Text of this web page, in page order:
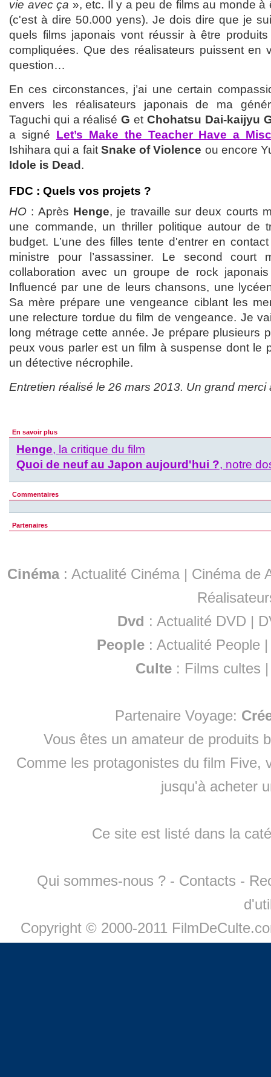
vie avec ça », etc. Il y a peu de films au monde
(c'est à dire 50.000 yens). Je dois dire que je
quels films japonais vont réussir à être
compliquées. Que des réalisateurs puissent en
question…
En ces circonstances, j’ai une certain
envers les réalisateurs japonais de ma
Taguchi qui a réaliséG et Chohatsu Dai-kaijyu
a signé Let’s Make the Teacher Have a
Ishihara qui a fait Snake of Violence ou encore
Idole is Dead .
FDC : Quels vos projets ?
HO : Après Henge, je travaille sur deux courts
une commande, un thriller politique autour de
budget. L’une des filles tente d'entrer en
ministre pour l’assassiner. Le second court
collaboration avec un groupe de rock japonais
Influencé par une de leurs chansons, une
Sa mère prépare une vengeance ciblant les
une relecture tordue du film de vengeance. Je
long métrage cette année. Je prépare plusieurs
peux vous parler est un film à suspense dont le
un détective nécrophile.
Entretien réalisé le 26 mars 2013. Un grand merci
En savoir plus
Henge, la critique du film
Quoi de neuf au Japon aujourd'hui ?, notre
Commentaires
Partenaires
Cinéma: Actualité Cinéma | Cinéma de
Dvd : Actualité DVD |
People :Actualité People
Culte : Films cultes
Partenaire Voyage:
Vous êtes un amateur de produits
Comme les protagonistes du film Five,
jusqu'à acheter
Ce site est listé dans la
Qui sommes-nous ? - Contacts -
Copyright © 2000-2011